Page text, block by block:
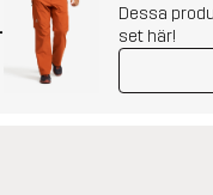
Dessa
set här!